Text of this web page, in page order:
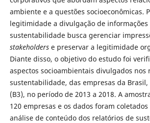
ambiente e a questões socioeconômicas.
legitimidade a divulgação de informações
sustentabilidade busca gerenciar
stakeholderse preservar a legitimidade
Diante disso, o objetivo do estudo foi
aspectos socioambientais divulgados nos
sustentabilidade, das empresas da Brasil,
(B3), no período de 2013 a 2018. A
120 empresas e os dados foram
análise de conteúdo dos relatórios de